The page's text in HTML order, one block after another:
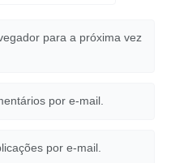
para a próxima vez
por e-mail.
por e-mail.